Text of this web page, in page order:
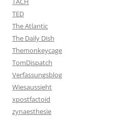
TED
The Atlantic
The Daily Dish
Themonkeycage
TomDispatch
Verfassungsblog
Wiesaussieht
xpostfactoid
zynaesthesie